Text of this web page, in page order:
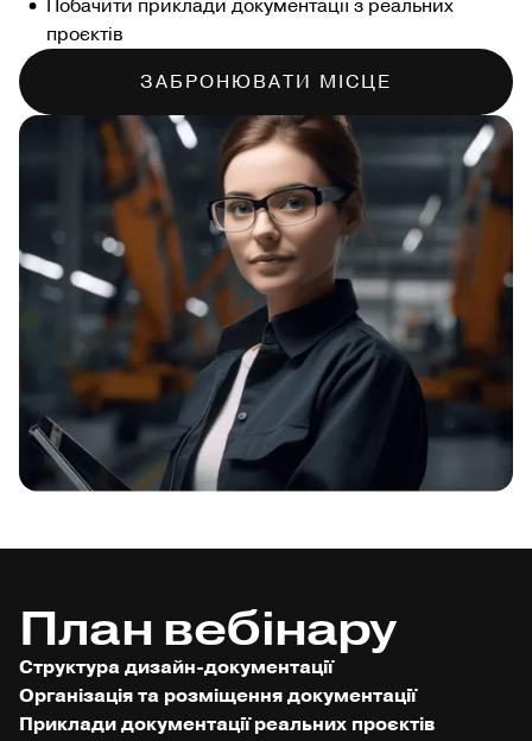
Побачити приклади документації з реальних
проєктів
ЗАБРОНЮВАТИ МІСЦЕ
План вебінару
Структура дизайн-документації
Організація та розміщення документації
Приклади документації реальних проєктів